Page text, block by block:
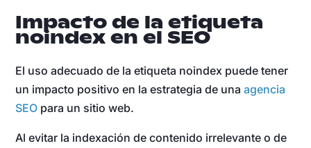
Impacto de la etiqueta
noindex en el SEO
El uso adecuado de la etiqueta noindex puede tener
un impacto positivo en la estrategia de unaagencia
SEO para un sitio web.
Al evitar la indexación de contenido irrelevante o de